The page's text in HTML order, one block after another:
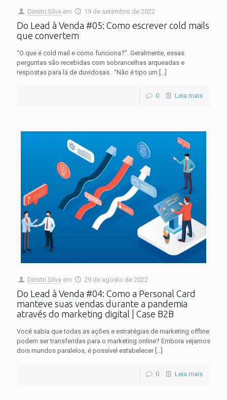
Dimitri Silva em 19 de setembro de 2022
Do Lead à Venda #05: Como escrever cold mails
que convertem
“O que é cold mail e como funciona?”. Geralmente, essas
perguntas são recebidas com sobrancelhas arqueadas e
respostas para lá de duvidosas. “Não é tipo um […]
0 Leia mais
Dimitri Silva em 29 de agosto de 2022
Do Lead à Venda #04: Como a Personal Card
manteve suas vendas durante a pandemia
através do marketing digital | Case B2B
Você sabia que todas as ações e estratégias de marketing offline
podem ser transferidas para o marketing online? Embora vejamos
dois mundos paralelos, é possível estabelecer[…]
0 Leia mais